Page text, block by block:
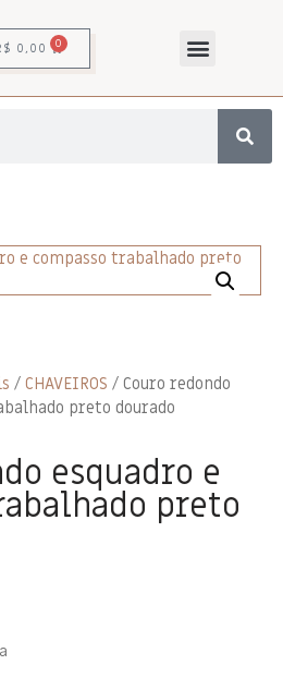
0,00 0
/ CHAVEIROS / Couro redondo
preto dourado
esquadro e
preto